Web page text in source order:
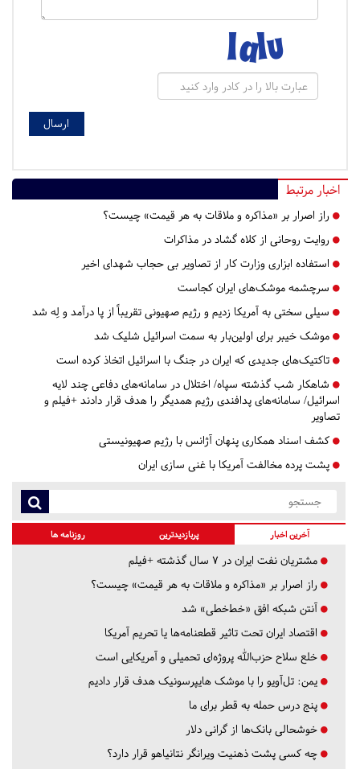
اخبار مرتبط
راز اصرار بر «مذاکره و ملاقات به هر قیمت» چیست؟
روایت روحانی از کلاه گشاد در مذاکرات
استفاده ابزاری وزارت کار از تصاویر بی حجاب شهدای اخیر
سرچشمه موشک‌های ایران کجاست
سیلی سختی به آمریکا زدیم و رژیم صهیونی تقریباً از پا درآمد و لِه شد
موشک خیبر برای اولین‌بار به سمت اسرائیل شلیک شد
تاکتیک‌های جدیدی که ایران در جنگ با اسرائیل اتخاذ کرده است
شاهکار شب گذشته سپاه/ اختلال در سامانه‌های دفاعی چند لایه
اسرائیل/ سامانه‌های پدافندی رژیم همدیگر را هدف قرار دادند +فیلم و
تصاویر
کشف اسناد همکاری پنهان آژانس با رژیم صهیونیستی
پشت پرده مخالفت آمریکا با غنی سازی ایران
آخرین اخبار پربازدیدترین روزنامه ها
مشتریان نفت ایران در ۷ سال گذشته +فیلم
راز اصرار بر «مذاکره و ملاقات به هر قیمت» چیست؟
آنتن شبکه افق «خط‌خطی» شد
اقتصاد ایران تحت تاثیر قطعنامه‌ها یا تحریم‌ آمریکا
خلع سلاح حزب‌الله پروژه‌ای تحمیلی و آمریکایی است
یمن: تل‌آویو را با موشک هایپرسونیک هدف قرار دادیم
پنج درس‌ حمله به قطر برای ما
خوشحالی بانک‌ها از گرانی دلار
چه کسی پشت ذهنیت ویرانگر نتانیاهو قرار دارد؟